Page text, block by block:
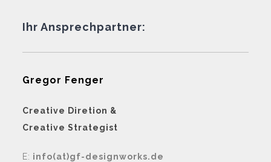
Ihr Ansprechpartner:
Gregor Fenger
Creative Diretion &
Creative Strategist
E: info(at)gf-designworks.de